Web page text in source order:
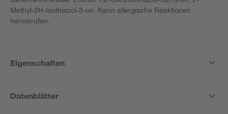
Methyl-2H-Isothiazol-3-on. Kann allergische Reaktionen
hervorrufen.
Eigenschaften
Datenblätter